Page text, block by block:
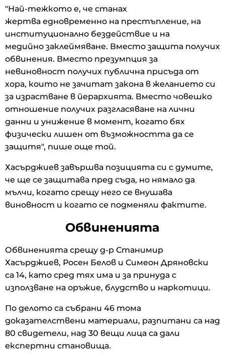
"Най-тежкото е, че станах
жертва едновременно на престъпление, на
институционално бездействие и на
медийно заклеймяване. Вместо защита получих
обвинения. Вместо презумпция за
невиновност получих публична присъда от
хора, които не зачитат закона в желанието си
за израстване в йерархията. Вместо човешко
отношение получих разгласяване на лични
данни и унижение в момент, когато бях
физически лишен от възможността да се
защитя", пише още той.
Хасърджиев завършва позицията си с думите,
че ще се защитава пред съда, но нямало да
мълчи, когато срещу него се внушава
виновност и когато се подменяли фактите.
Обвиненията
Обвиненията срещу д-р Станимир
Хасърджиев, Росен Белов и Симеон Дряновски
са 14, като сред тях има и за принуда с
използване на оръжие, блудство и наркотици.
По делото са събрани 46 тома
доказателствени материали, разпитани са над
80 свидетели, над 30 вещи лица са дали
експертни становища.